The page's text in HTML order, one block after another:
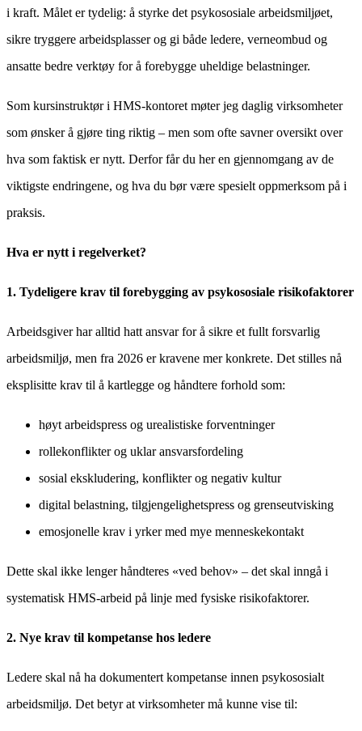
i kraft. Målet er tydelig: å styrke det psykososiale arbeidsmiljøet,
sikre tryggere arbeidsplasser og gi både ledere, verneombud og
ansatte bedre verktøy for å forebygge uheldige belastninger.
Som kursinstruktør i HMS-kontoret møter jeg daglig virksomheter
som ønsker å gjøre ting riktig – men som ofte savner oversikt over
hva som faktisk er nytt. Derfor får du her en gjennomgang av de
viktigste endringene, og hva du bør være spesielt oppmerksom på i
praksis.
Hva er nytt i regelverket?
1. Tydeligere krav til forebygging av psykososiale risikofaktorer
Arbeidsgiver har alltid hatt ansvar for å sikre et fullt forsvarlig
arbeidsmiljø, men fra 2026 er kravene mer konkrete. Det stilles nå
eksplisitte krav til å kartlegge og håndtere forhold som:
høyt arbeidspress og urealistiske forventninger
rollekonflikter og uklar ansvarsfordeling
sosial ekskludering, konflikter og negativ kultur
digital belastning, tilgjengelighetspress og grenseutvisking
emosjonelle krav i yrker med mye menneskekontakt
Dette skal ikke lenger håndteres «ved behov» – det skal inngå i
systematisk HMS-arbeid på linje med fysiske risikofaktorer.
2. Nye krav til kompetanse hos ledere
Ledere skal nå ha dokumentert kompetanse innen psykososialt
arbeidsmiljø. Det betyr at virksomheter må kunne vise til: